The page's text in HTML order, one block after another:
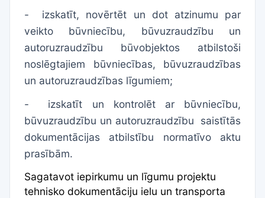
- izskatīt, novērtēt un dot atzinumu par
veikto būvniecību, būvuzraudzību un
autoruzraudzību būvobjektos atbilstoši
noslēgtajiem būvniecības, būvuzraudzības
un autoruzraudzības līgumiem;
- izskatīt un kontrolēt ar būvniecību,
būvuzraudzību un autoruzraudzību
saistītās
dokumentācijas atbilstību normatīvo aktu
prasībām.
Sagatavot iepirkumu un līgumu projektu
tehnisko dokumentāciju ielu un transporta